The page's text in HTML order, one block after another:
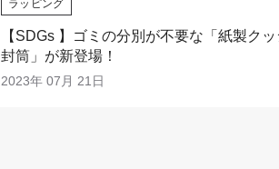
ラッピング
【SDGs 】ゴミの分別が不要な「紙製ク
封筒」が新登場！
2023年 07月 21日